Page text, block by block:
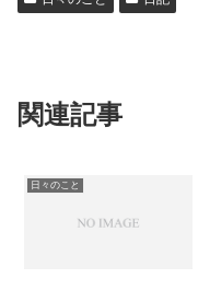
関連記事
日々のこと